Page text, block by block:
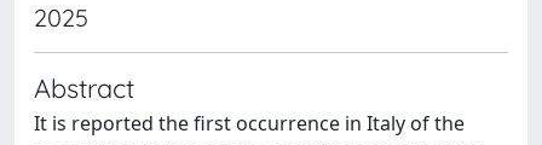
2025
Abstract
It is reported the first occurrence in Italy of the